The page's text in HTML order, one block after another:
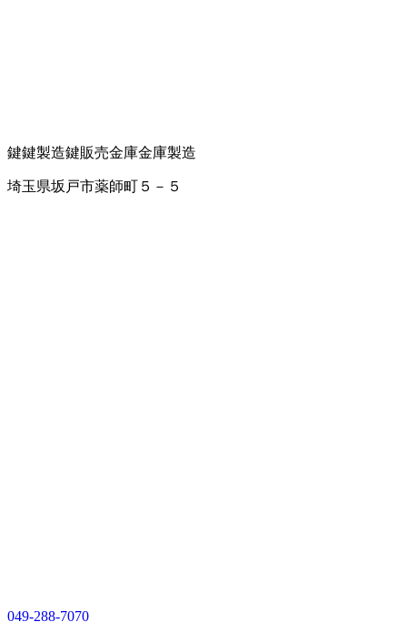
鍵鍵製造鍵販売金庫金庫製造
埼玉県坂戸市薬師町５－５
049-288-7070